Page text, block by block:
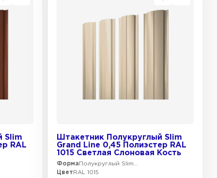
Slim
RAL
Штакетник Полукруглый Slim
Grand Line 0,45 Полиэстер RAL
1015 Светлая Слоновая Кость
Форма Полукруглый Slim...
Цвет RAL 1015